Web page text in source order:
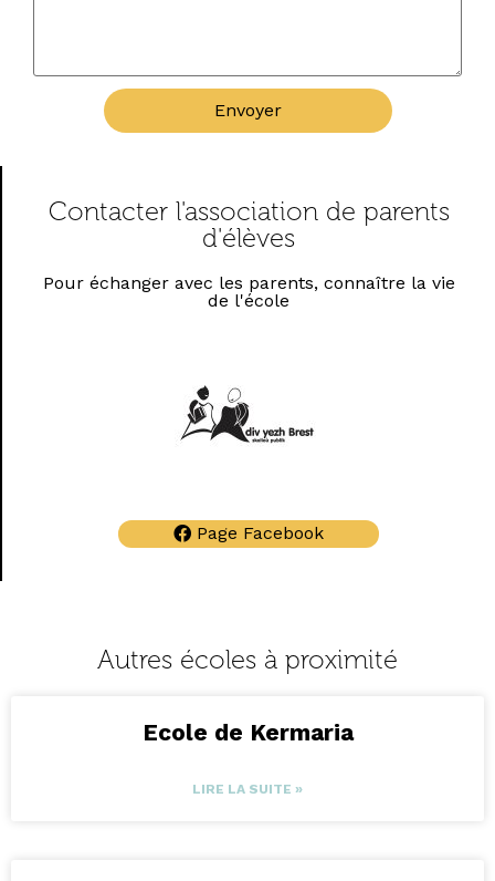
Envoyer
Contacter l'association de parents
d'élèves
Pour échanger avec les parents, connaître la vie
de l'école
Page Facebook
Autres écoles à proximité
Ecole de Kermaria
LIRE LA SUITE »